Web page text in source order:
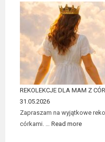
REKOLEKCJE DLA MAM Z
31.05.2026
Zapraszam na wyjątkowe
córkami. …Read more